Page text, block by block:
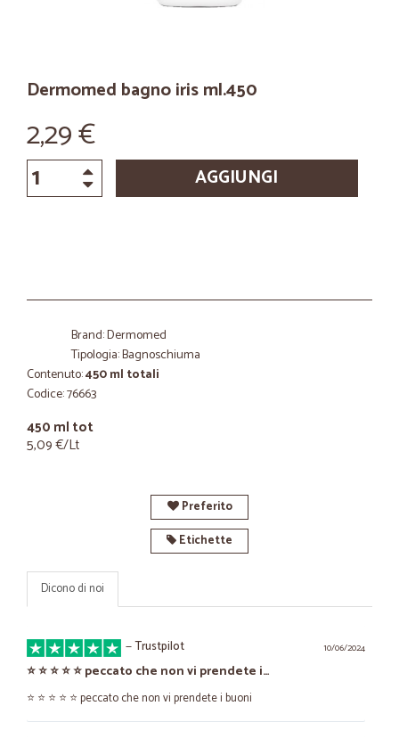
Dermomed bagno iris ml.450
2,29 €
AGGIUNGI
Brand: Dermomed
Tipologia: Bagnoschiuma
Contenuto:450 ml totali
Codice: 76663
450 ml tot
5,09 €/Lt
Preferito
Etichette
Dicono di noi
10/06/2024
—Trustpilot
⭐️ ⭐️ ⭐️ ⭐️ ⭐️ peccato che non vi prendete i…
⭐️ ⭐️ ⭐️ ⭐️ ⭐️ peccato che non vi prendete i buoni